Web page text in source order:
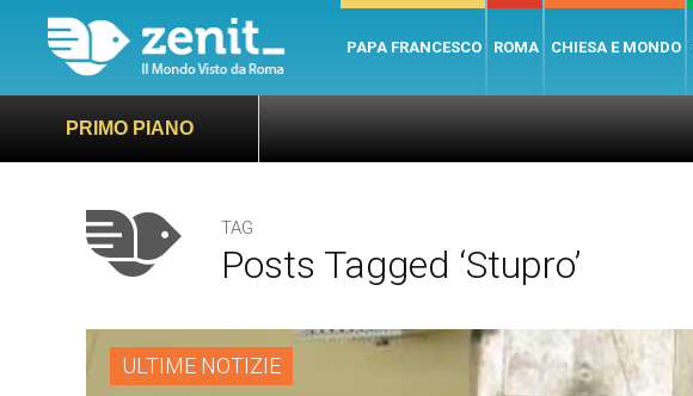
PAPA FRANCESCO ROMA CHIESA E MONDO
PRIMO PIANO
TAG
Posts Tagged ‘stupro’
ULTIME NOTIZIE